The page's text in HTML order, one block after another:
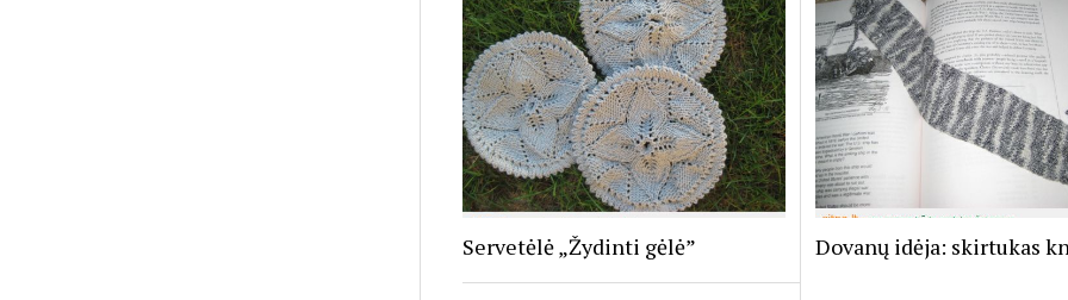
Servetėlė „Žydinti gėlė” Dovanų idėja: skirtukas